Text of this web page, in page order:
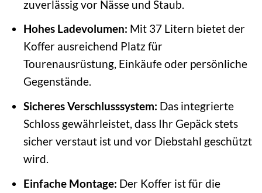
zuverlässig vor Nässe und Staub.
Hohes Ladevolumen: Mit 37 Litern bietet der
Koffer ausreichend Platz für
Tourenausrüstung, Einkäufe oder persönliche
Gegenstände.
Sicheres Verschlusssystem: Das integrierte
Schloss gewährleistet, dass Ihr Gepäck stets
sicher verstaut ist und vor Diebstahl geschützt
wird.
Einfache Montage: Der Koffer ist für die